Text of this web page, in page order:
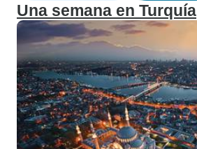
Una semana en Turquía